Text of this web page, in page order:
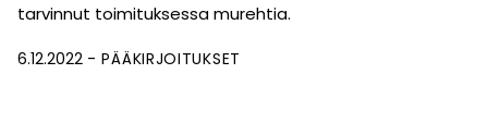
tarvinnut toimituksessa murehtia.
6.12.2022 PÄÄKIRJOITUKSET